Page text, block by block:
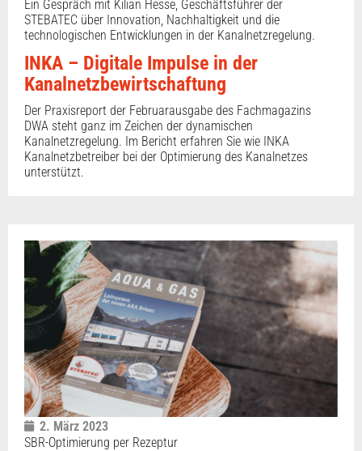
Ein Gespräch mit Kilian Hesse, Geschäftsführer der
STEBATEC über Innovation, Nachhaltigkeit und die
technologischen Entwicklungen in der Kanalnetzregelung.
INKA – Digitale Impulse in der
Kanalnetzbewirtschaftung
Der Praxisreport der Februarausgabe des Fachmagazins
DWA steht ganz im Zeichen der dynamischen
Kanalnetzregelung. Im Bericht erfahren Sie wie INKA
Kanalnetzbetreiber bei der Optimierung des Kanalnetzes
unterstützt.
2. März 2023
SBR-Optimierung per Rezeptur